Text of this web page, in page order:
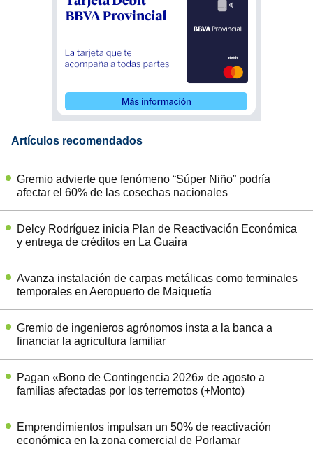
Artículos recomendados
Gremio advierte que fenómeno “Súper Niño” podría
afectar el 60% de las cosechas nacionales
Delcy Rodríguez inicia Plan de Reactivación Económica
y entrega de créditos en La Guaira
Avanza instalación de carpas metálicas como terminales
temporales en Aeropuerto de Maiquetía
Gremio de ingenieros agrónomos insta a la banca a
financiar la agricultura familiar
Pagan «Bono de Contingencia 2026» de agosto a
familias afectadas por los terremotos (+Monto)
Emprendimientos impulsan un 50% de reactivación
económica en la zona comercial de Porlamar